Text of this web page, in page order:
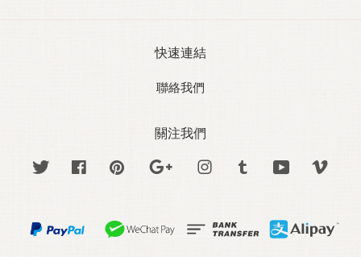
快速連結
聯絡我們
關注我們
Twitter Facebook Pinterest Google Instagram Tumblr YouTube